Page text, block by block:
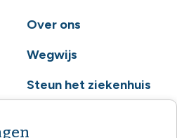
Over ons
Wegwijs
Steun het ziekenhuis